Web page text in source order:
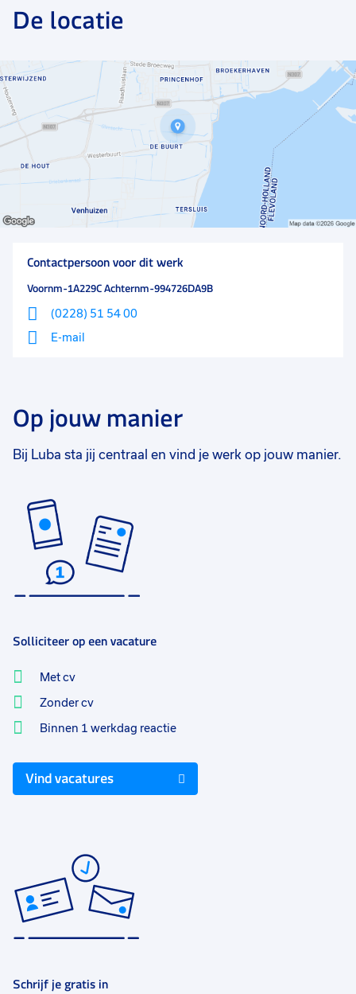
De locatie
Contactpersoon voor dit werk
Voornm-1A229C Achternm-994726DA9B
(0228) 51 54 00
E-mail
Op jouw manier
Bij Luba sta jij centraal en vind je werk op jouw manier.
Solliciteer op een vacature
Met cv
Zonder cv
Binnen 1 werkdag reactie
Vind vacatures
Schrijf je gratis in